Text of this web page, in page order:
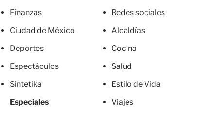
Finanzas
Ciudad de México
Deportes
Espectáculos
Sintetika
Especiales
Redes sociales
Alcaldías
Cocina
Salud
Estilo de Vida
Viajes